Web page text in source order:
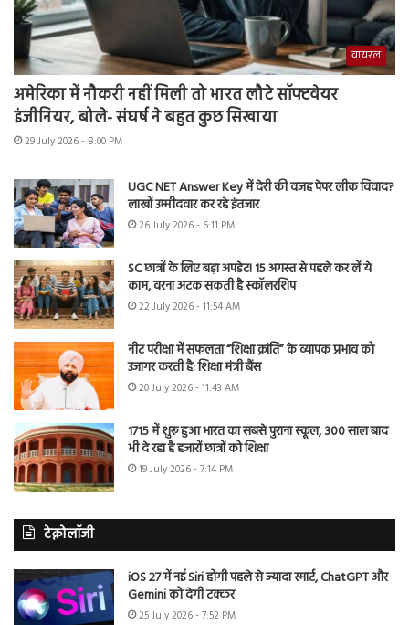
वायरल
अमेरिका में नौकरी नहीं मिली तो भारत लौटे सॉफ्टवेयर
इंजीनियर, बोले- संघर्ष ने बहुत कुछ सिखाया
29 July 2026 - 8:00 PM
UGC NET Answer Key में देरी की वजह पेपर लीक विवाद?
लाखों उम्मीदवार कर रहे इंतजार
26 July 2026 - 6:11 PM
SC छात्रों के लिए बड़ा अपडेट! 15 अगस्त से पहले कर लें ये
काम, वरना अटक सकती है स्कॉलरशिप
22 July 2026 - 11:54 AM
नीट परीक्षा में सफलता “शिक्षा क्रांति” के व्यापक प्रभाव को
उजागर करती है: शिक्षा मंत्री बैंस
20 July 2026 - 11:43 AM
1715 में शुरू हुआ भारत का सबसे पुराना स्कूल, 300 साल बाद
भी दे रहा है हजारों छात्रों को शिक्षा
19 July 2026 - 7:14 PM
टेक्नोलॉजी
iOS 27 में नई Siri होगी पहले से ज्यादा स्मार्ट, ChatGPT और
Gemini को देगी टक्कर
25 July 2026 - 7:52 PM